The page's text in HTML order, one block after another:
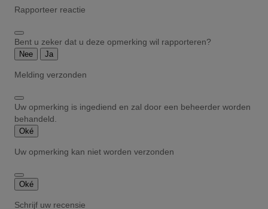
Rapporteer reactie
Bent u zeker dat u deze opmerking wil rapporteren?
Nee Ja
Melding verzonden
Uw opmerking is ingediend en zal door een beheerder worden
behandeld.
Oké
Uw opmerking kan niet worden verzonden
Oké
Schrijf uw recensie